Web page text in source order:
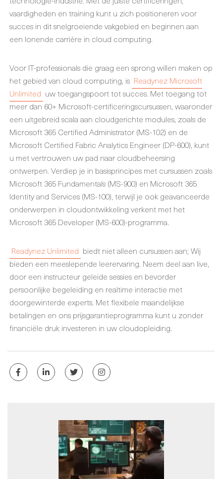
vaardigheden en training kunt u zich positioneren voor
succes in dit snelgroeiende vakgebied en beginnen aan
een lonende carrière in cloud computing.
Voor IT-professionals die graag een sprong willen maken op
het gebied van cloud computing, is Readynez Microsoft
Unlimited uw toegangspoort tot succes. Met toegang tot
meer dan 60+ Microsoft-certificeringscursussen, waaronder
een uitgebreid scala aan cloudgerichte modules, zoals de
Microsoft 365 Certified Administrator (MS-102) en de
Microsoft Certified Fabric Analytics Engineer (DP-600), kunt
u met vertrouwen uw pad naar cloudbeheersing
ontwerpen. Verdiep je in basisprincipes met cursussen zoals
Microsoft 365 Fundamentals (MS-900) en Microsoft 365
Identity and Services (MS-100), terwijl je ook geavanceerde
onderwerpen in cloudontwikkeling verkent met het
Microsoft 365 Developer (MS-600)-programma.
Readynez Unlimited biedt niet alleen cursussen aan; Wij
bieden een meeslepende leerervaring. Neem deel aan live,
door een instructeur geleide sessies en bevorder
persoonlijke begeleiding en realtime interactie met
doorgewinterde experts. Met flexibele maandelijkse
betalingen en ons prijsgarantieprogramma kunt u zonder
financiële druk investeren in uw cloudopleiding.